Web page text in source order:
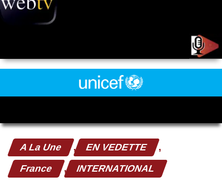
A La Une , EN VEDETTE ,
France , INTERNATIONAL